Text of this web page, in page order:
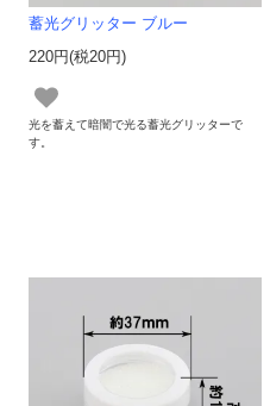
蓄光グリッター ブルー
220円(税20円)
光を蓄えて暗闇で光る蓄光グリッターで
す。